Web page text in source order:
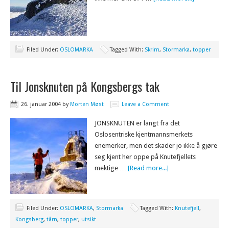
Filed Under: OSLOMARKA Tagged With: Skrim, Stormarka, topper
Til Jonsknuten på Kongsbergs tak
26. januar 2004 byMorten Møst Leave a Comment
JONSKNUTEN er langt fra det
Oslosentriske kjentmannsmerkets
enemerker, men det skader jo ikke å gjøre
seg kjent her oppe på Knutefjellets
mektige … [Read more...]
Filed Under: OSLOMARKA, Stormarka Tagged With: Knutefjell,
Kongsberg, tårn, topper, utsikt